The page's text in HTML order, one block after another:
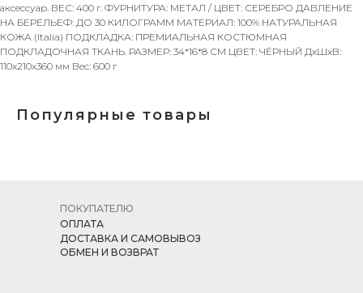
аксессуар. ВЕС: 400 г. ФУРНИТУРА: МЕТАЛ / ЦВЕТ: СЕРЕБРО ДАВЛЕНИЕ
НА БЕРЕЛЬЕФ: ДО 30 КИЛОГРАММ МАТЕРИАЛ: 100% НАТУРАЛЬНАЯ
КОЖА (Italia) ПОДКЛАДКА: ПРЕМИАЛЬНАЯ КОСТЮМНАЯ
ПОДКЛАДОЧНАЯ ТКАНЬ. РАЗМЕР: 34*16*8 СМ ЦВЕТ: ЧЁРНЫЙ ДxШxВ:
110x210x360 мм Вес: 600 г
Популярные товары
ПОКУПАТЕЛЮ
ОПЛАТА
ДОСТАВКА И САМОВЫВОЗ
ОБМЕН И ВОЗВРАТ